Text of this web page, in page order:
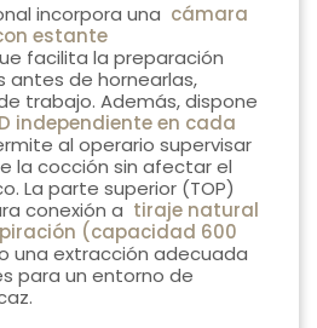
incorpora una cámara
estante
facilita la preparación
antes de hornearlas,
trabajo. Además, dispone
independiente en cada
al operario supervisar
la cocción sin afectar el
La parte superior (TOP)
conexión a tiraje natural
(capacidad 600
una extracción adecuada
para un entorno de